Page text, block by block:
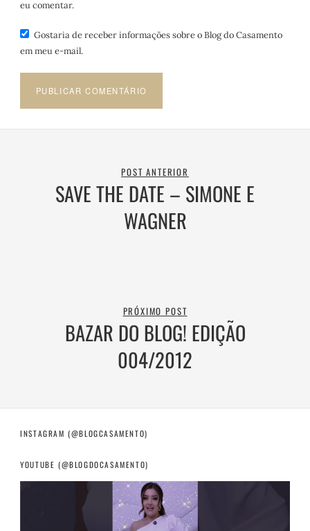
eu comentar.
Gostaria de receber informações sobre o Blog do Casamento
em meu e-mail.
POST ANTERIOR
SAVE THE DATE – SIMONE E
WAGNER
PRÓXIMO POST
BAZAR DO BLOG! EDIÇÃO
004/2012
INSTAGRAM (@BLOGCASAMENTO)
YOUTUBE (@BLOGDOCASAMENTO)